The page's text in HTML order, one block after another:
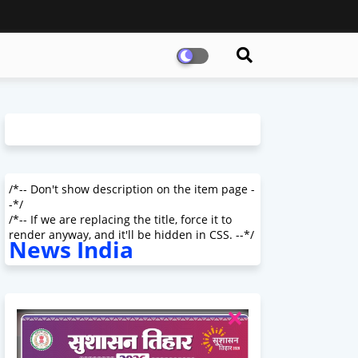
/*-- Don't show description on the item page -
-*/
/*-- If we are replacing the title, force it to
render anyway, and it'll be hidden in CSS. --*/
News India